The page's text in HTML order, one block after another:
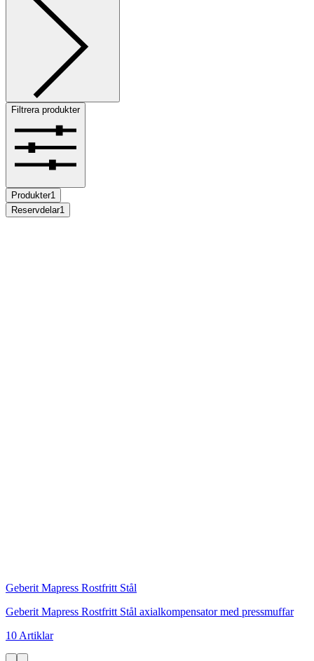
Filtrera produkter
Produkter1
Reservdelar1
Geberit Mapress Rostfritt Stål
Geberit Mapress Rostfritt Stål axialkompensator med pressmuffar
10 Artiklar